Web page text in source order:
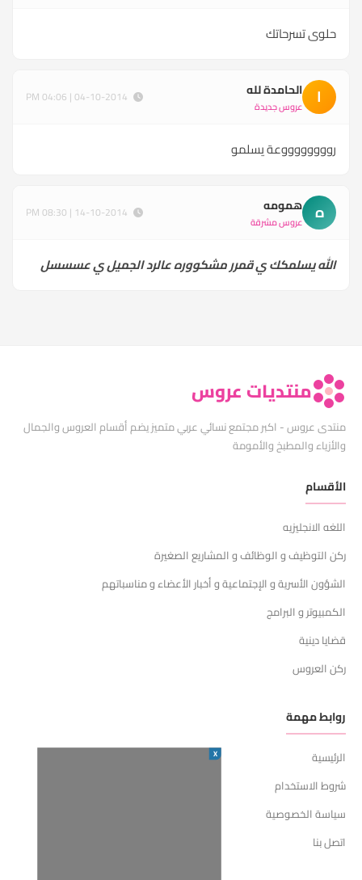
حلوى تسرحاتك
ا الحامدة لله
عروس جديدة
رووووووووعة يسلمو
ه همومه
عروس مشرقة
الله يسلمكك ي قمرر مشكووره عالرد الجميل ي عسسسل
منتديات عروس
منتدى عروس - اكبر مجتمع نسائي عربي متميز يضم أقسام العروس والجمال
والأزياء والمطبخ والأمومة
الأقسام
اللغه الانجليزيه
ركن التوظيف و الوظائف و المشاريع الصغيرة
الشؤون الأسرية و الإجتماعية و أخبار الأعضاء و مناسباتهم
الكمبيوتر و البرامج
قضايا دينية
ركن العروس
روابط مهمة
الرئيسية
شروط الاستخدام
سياسة الخصوصية
اتصل بنا
X